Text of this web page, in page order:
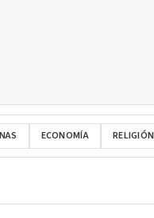
ECONOMÍA RELIGIÓN